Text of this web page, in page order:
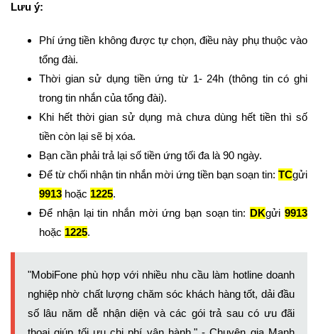
Lưu ý:
Phí ứng tiền không được tự chọn, điều này phụ thuộc vào
tổng đài.
Thời gian sử dụng tiền ứng từ 1- 24h (thông tin có ghi
trong tin nhắn của tổng đài).
Khi hết thời gian sử dụng mà chưa dùng hết tiền thì số
tiền còn lại sẽ bị xóa.
Bạn cần phải trả lại số tiền ứng tối đa là 90 ngày.
Để từ chối nhận tin nhắn mời ứng tiền bạn soạn tin: TCgửi
9913 hoặc 1225.
Để nhận lại tin nhắn mời ứng bạn soạn tin: DKgửi9913
hoặc 1225.
"MobiFone phù hợp với nhiều nhu cầu làm hotline doanh
nghiệp nhờ chất lượng chăm sóc khách hàng tốt, dải đầu
số lâu năm dễ nhận diện và các gói trả sau có ưu đãi